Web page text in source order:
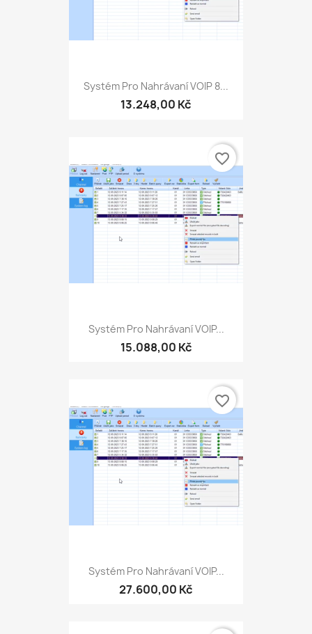
Systém Pro Nahrávaní VOIP 8...
13.248,00 Kč
Systém Pro Nahrávaní VOIP...
15.088,00 Kč
favorite_border
Systém Pro Nahrávaní VOIP...
27.600,00 Kč
favorite_border